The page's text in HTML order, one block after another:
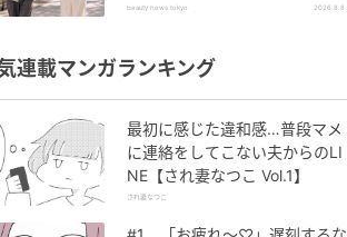
beauty news tokyo 2026.8.8
連載マンガランキング
最初に感じた違和感…普段マメ
に連絡をしてこない夫からのLI
NE【され妻なつこ Vol.1】
され妻なつこ